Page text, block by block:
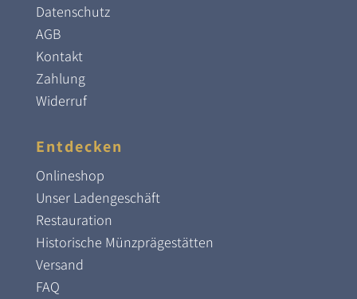
Datenschutz
AGB
Kontakt
Zahlung
Widerruf
Entdecken
Onlineshop
Unser Ladengeschäft
Restauration
Historische Münzprägestätten
Versand
FAQ